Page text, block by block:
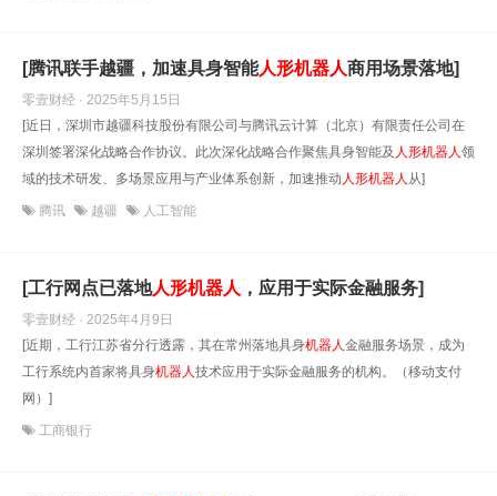
[腾讯联手越疆，加速具身智能人形机器人商用场景落地]
零壹财经 · 2025年5月15日
[近日，深圳市越疆科技股份有限公司与腾讯云计算（北京）有限责任公司在
深圳签署深化战略合作协议。此次深化战略合作聚焦具身智能及 人形机器人领
域的技术研发、多场景应用与产业体系创新，加速推动 人形机器人 从]
腾讯 越疆 人工智能
[工行网点已落地人形机器人 ，应用于实际金融服务]
零壹财经 · 2025年4月9日
[近期，工行江苏省分行透露，其在常州落地具身机器人金融服务场景，成为
工行系统内首家将具身机器人技术应用于实际金融服务的机构。（移动支付
网）]
工商银行